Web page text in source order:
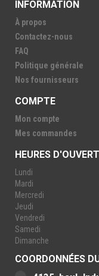
INFORMATION
À propos
Contactez-nous
FAQ
Politique générale
Nos fournisseurs
COMPTE
Mon compte
Mes commandes
HEURES
Lundi
Mardi
Mercredi
Jeudi
Vendredi
Samedi
Dimanche
COORDONNÉES